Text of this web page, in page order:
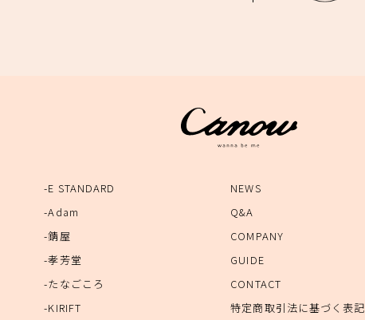
-E STANDARD
-Adam
-錆屋
-孝芳堂
-たなごころ
-KIRIFT
NEWS
Q&A
COMPANY
GUIDE
CONTACT
特定商取引法に基づく表記